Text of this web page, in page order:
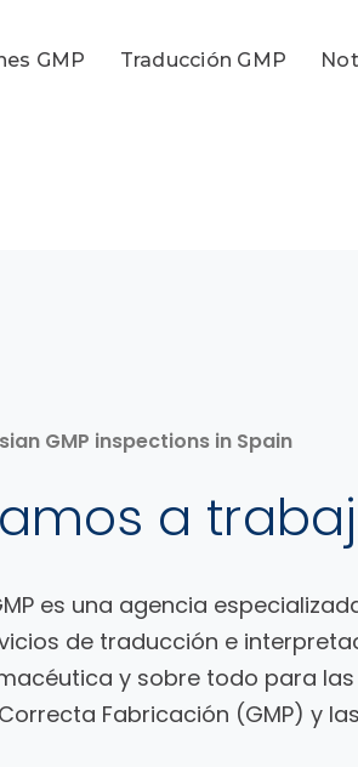
GMP Traducción GMP
GMP inspections in Spain
a
es una agencia
de traducción e
y sobre todo para
Fabricación (GMP) y